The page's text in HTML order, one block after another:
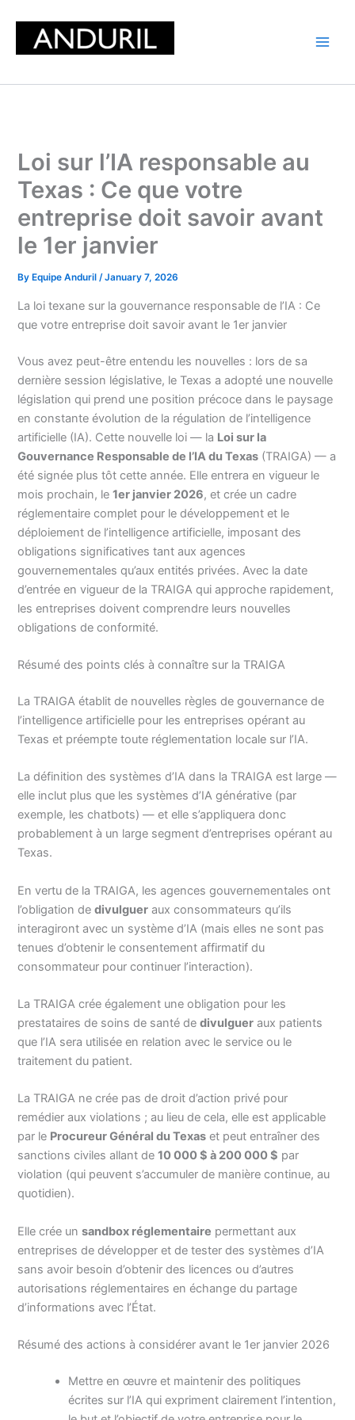
content
Loi sur l’IA responsable au
Texas : Ce que votre
entreprise doit savoir avant
le 1er janvier
By Equipe Anduril/January 7, 2026
La loi texane sur la gouvernance responsable de l’IA : Ce
que votre entreprise doit savoir avant le 1er janvier
Vous avez peut-être entendu les nouvelles : lors de sa
dernière session législative, le Texas a adopté une nouvelle
législation qui prend une position précoce dans le paysage
en constante évolution de la régulation de l’intelligence
artificielle (IA). Cette nouvelle loi — la Loi sur la
Gouvernance Responsable de l’IA du Texas (TRAIGA) — a
été signée plus tôt cette année. Elle entrera en vigueur le
mois prochain, le1er janvier 2026, et crée un cadre
réglementaire complet pour le développement et le
déploiement de l’intelligence artificielle, imposant des
obligations significatives tant aux agences
gouvernementales qu’aux entités privées. Avec la date
d’entrée en vigueur de la TRAIGA qui approche rapidement,
les entreprises doivent comprendre leurs nouvelles
obligations de conformité.
Résumé des points clés à connaître sur la TRAIGA
La TRAIGA établit de nouvelles règles de gouvernance de
l’intelligence artificielle pour les entreprises opérant au
Texas et préempte toute réglementation locale sur l’IA.
La définition des systèmes d’IA dans la TRAIGA est large —
elle inclut plus que les systèmes d’IA générative (par
exemple, les chatbots) — et elle s’appliquera donc
probablement à un large segment d’entreprises opérant au
Texas.
En vertu de la TRAIGA, les agences gouvernementales ont
l’obligation dedivulguer aux consommateurs qu’ils
interagiront avec un système d’IA (mais elles ne sont pas
tenues d’obtenir le consentement affirmatif du
consommateur pour continuer l’interaction).
La TRAIGA crée également une obligation pour les
prestataires de soins de santé dedivulguer aux patients
que l’IA sera utilisée en relation avec le service ou le
traitement du patient.
La TRAIGA ne crée pas de droit d’action privé pour
remédier aux violations ; au lieu de cela, elle est applicable
par le Procureur Général du Texas et peut entraîner des
sanctions civiles allant de10 000 $ à 200 000 $ par
violation (qui peuvent s’accumuler de manière continue, au
quotidien).
Elle crée unsandbox réglementaire permettant aux
entreprises de développer et de tester des systèmes d’IA
sans avoir besoin d’obtenir des licences ou d’autres
autorisations réglementaires en échange du partage
d’informations avec l’État.
Résumé des actions à considérer avant le 1er janvier 2026
Mettre en œuvre et maintenir des politiques
écrites sur l’IA qui expriment clairement l’intention,